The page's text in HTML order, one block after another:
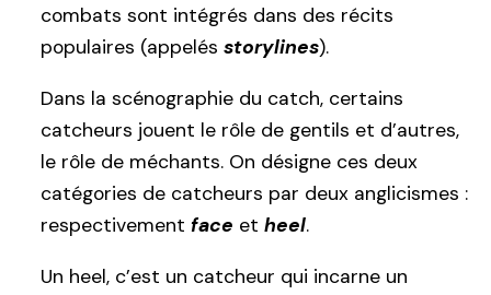
combats sont intégrés dans des récits
populaires (appelés storylines).
Dans la scénographie du catch, certains
catcheurs jouent le rôle de gentils et d’autres,
le rôle de méchants. On désigne ces deux
catégories de catcheurs par deux anglicismes :
respectivement face et heel.
Un heel, c’est un catcheur qui incarne un